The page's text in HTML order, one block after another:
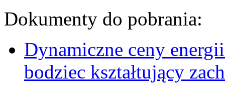
Dokumenty do pobrania:
Dynamiczne ceny
bodziec kształtujący